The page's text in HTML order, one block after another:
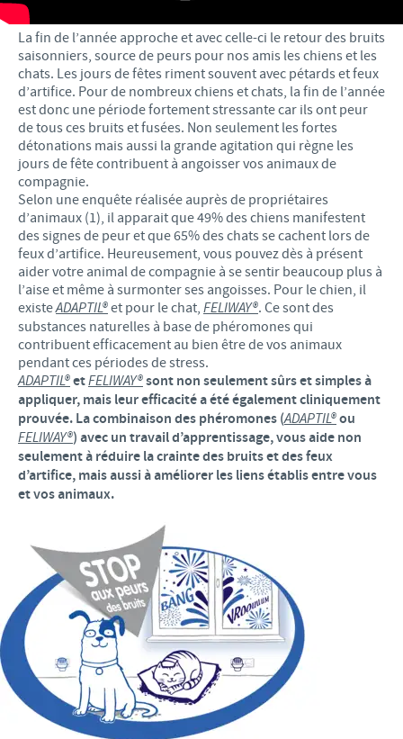
La fin de l’année approche et avec celle-ci le retour des bruits
saisonniers, source de peurs pour nos amis les chiens et les
chats. Les jours de fêtes riment souvent avec pétards et feux
d’artifice. Pour de nombreux chiens et chats, la fin de l’année
est donc une période fortement stressante car ils ont peur
de tous ces bruits et fusées. Non seulement les fortes
détonations mais aussi la grande agitation qui règne les
jours de fête contribuent à angoisser vos animaux de
compagnie.
Selon une enquête réalisée auprès de propriétaires
d’animaux (1), il apparait que 49% des chiens manifestent
des signes de peur et que 65% des chats se cachent lors de
feux d’artifice. Heureusement, vous pouvez dès à présent
aider votre animal de compagnie à se sentir beaucoup plus à
l’aise et même à surmonter ses angoisses. Pour le chien, il
existeADAPTIL®et pour le chat, FELIWAY®. Ce sont des
substances naturelles à base de phéromones qui
contribuent efficacement au bien être de vos animaux
pendant ces périodes de stress.
ADAPTIL®etFELIWAY®sont non seulement sûrs et simples à
appliquer, mais leur efficacité a été également cliniquement
prouvée. La combinaison des phéromones (ADAPTIL®ou
FELIWAY®) avec un travail d’apprentissage, vous aide non
seulement à réduire la crainte des bruits et des feux
d’artifice, mais aussi à améliorer les liens établis entre vous
et vos animaux.